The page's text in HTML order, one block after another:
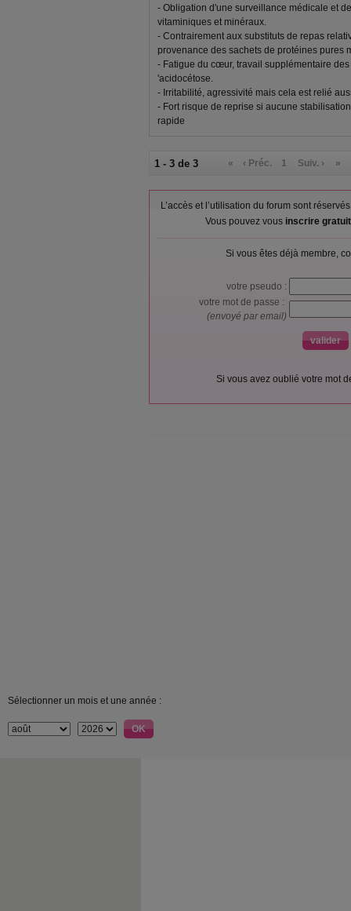
- Obligation d'une surveillance médicale et
vitaminiques et minéraux.
- Contrairement aux substituts de repas
provenance des sachets de protéines pures
- Fatigue du cœur, travail supplémentaire
'acidocétose.
- Irritabilité, agressivité mais cela est relié
- Fort risque de reprise si aucune
rapide
1 - 3 de 3 « ‹ Préc. 1 Suiv. › »
L’accès et l’utilisation du forum sont
Vous pouvez vous inscrire
Si vous êtes déjà membre,
votre pseudo :
votre mot de passe :
(envoyé par email)
Si vous avez oublié votre mot
Sélectionner un mois et une année :